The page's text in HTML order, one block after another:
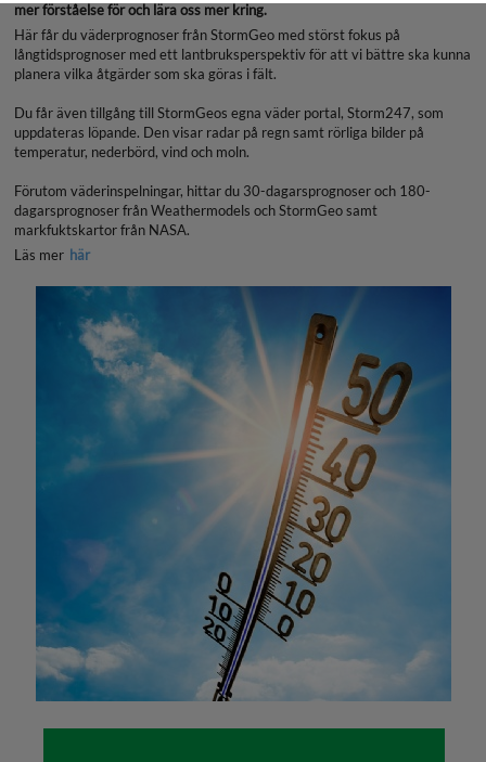
mer förståelse för och lära oss mer kring.
Här får du väderprognoser från StormGeo med störst fokus på
långtidsprognoser med ett lantbruksperspektiv för att vi bättre ska kunna
planera vilka åtgärder som ska göras i fält.
Du får även tillgång till StormGeos egna väder portal, Storm247, som
uppdateras löpande. Den visar radar på regn samt rörliga bilder på
temperatur, nederbörd, vind och moln.
Förutom väderinspelningar, hittar du 30-dagarsprognoser och 180-
dagarsprognoser från Weathermodels och StormGeo samt
markfuktskartor från NASA.
Läs mer här